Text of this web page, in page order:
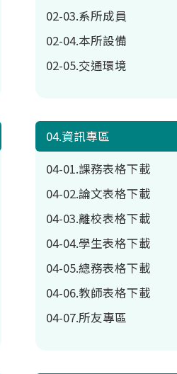
02-03.系所成員
02-04.本所設備
02-05.交通環境
04.資訊專區
04-01.課務表格下載
04-02.論文表格下載
04-03.離校表格下載
04-04.學生表格下載
04-05.總務表格下載
04-06.教師表格下載
04-07.所友專區